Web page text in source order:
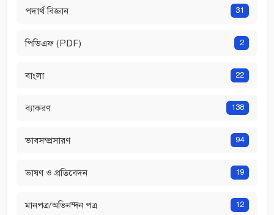
পদার্থ বিজ্ঞান 31
পিডিএফ (PDF) 2
বাংলা 22
ব্যাকরণ 138
ভাবসম্প্রসারণ 94
ভাষণ ও প্রতিবেদন 19
মানপত্র/অভিনন্দন পত্র 12